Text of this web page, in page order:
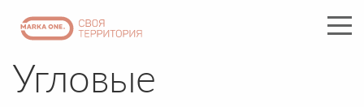
Угловые